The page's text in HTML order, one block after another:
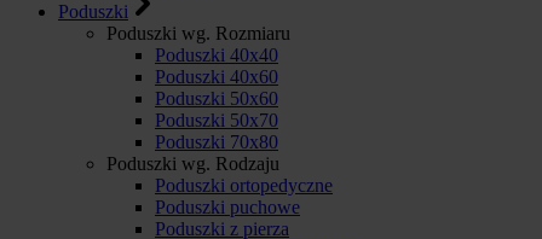
Poduszki
Poduszki wg. Rozmiaru
Poduszki 40x40
Poduszki 40x60
Poduszki 50x60
Poduszki 50x70
Poduszki 70x80
Poduszki wg. Rodzaju
Poduszki ortopedyczne
Poduszki puchowe
Poduszki z pierza